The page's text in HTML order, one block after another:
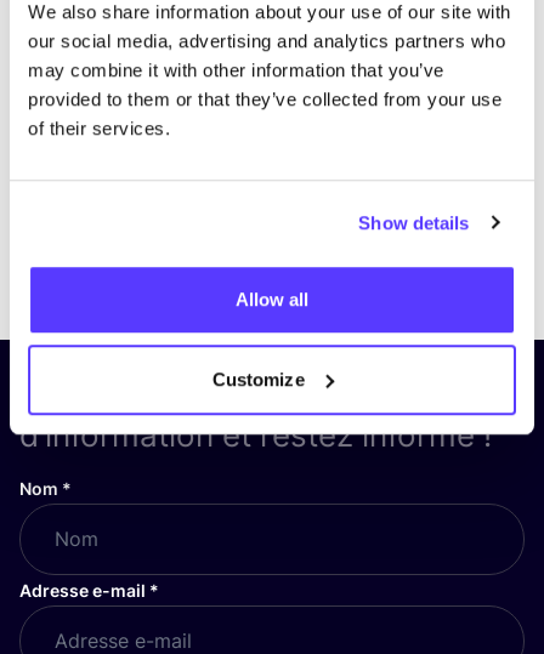
We also share information about your use of our site with
our social media, advertising and analytics partners who
may combine it with other information that you’ve
provided to them or that they’ve collected from your use
of their services.
Show details
Allow all
Customize
Inscrivez-vous à notre lettre
d’information et restez informé !
Nom *
Adresse e-mail *